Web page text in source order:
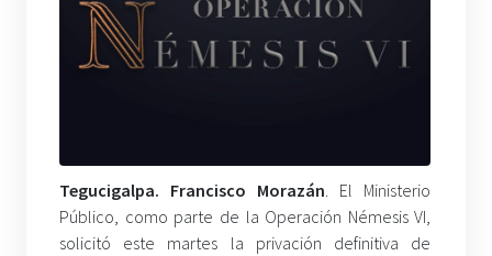
Tegucigalpa. Francisco Morazán. El Ministerio
Público, como parte de la Operación Némesis VI,
solicitó este martes la privación definitiva de